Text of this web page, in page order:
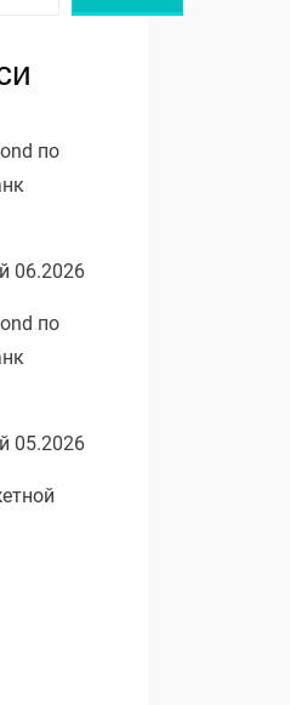
по
06.2026
по
05.2026